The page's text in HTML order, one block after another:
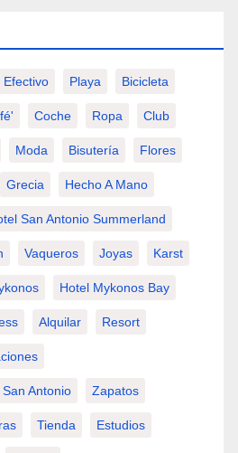
Efectivo Playa Bicicleta
Coche Ropa Club
Moda Bisutería Flores
Grecia Hecho A Mano
San Antonio Summerland
Vaqueros Joyas Karst
Hotel Mykonos Bay
Alquilar Resort
Antonio Zapatos
Tienda Estudios